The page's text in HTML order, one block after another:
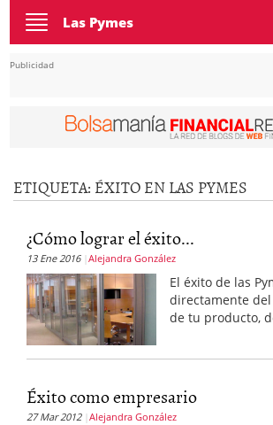
Toggle
navigation
Las Pymes
Publicidad
ETIQUETA: ÉXITO EN LAS PYMES
¿Cómo lograr el éxito...
13 Ene 2016 Alejandra González
El éxito de las
directamente
de tu producto,
Éxito como empresario
27 Mar 2012 Alejandra González